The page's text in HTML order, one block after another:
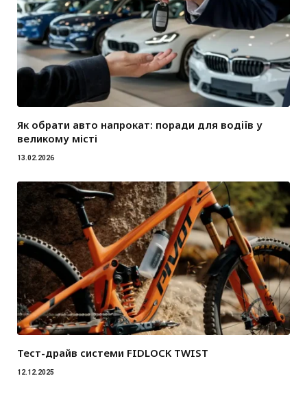
Як обрати авто напрокат: поради для водіїв у
великому місті
13.02.2026
Тест-драйв системи FIDLOCK TWIST
12.12.2025